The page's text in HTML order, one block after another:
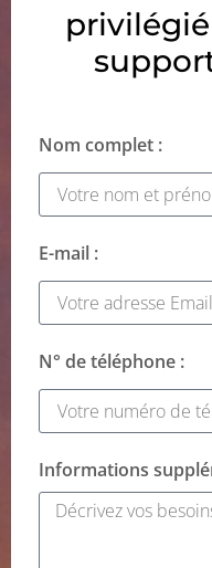
Nom complet :
E-mail :
N° de téléphone :
Informations